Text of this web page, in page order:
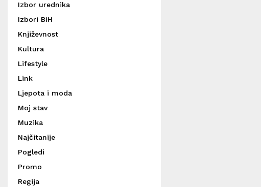
Izbor urednika
Izbori BiH
Književnost
Kultura
Lifestyle
Link
Ljepota i moda
Moj stav
Muzika
Najčitanije
Pogledi
Promo
Regija